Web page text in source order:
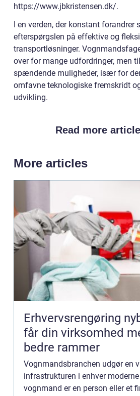
https://www.jbkristensen.dk/.
I en verden, der konstant forandrer
efterspørgslen på effektive og
transportløsninger.
over for mange udfordringer, men
spændende muligheder, især for
omfavne teknologiske fremskridt
udvikling.
Read more
More articles
Erhvervsrengøring nyborg
får din virksomhed
bedre rammer
Vognmandsbranchen udgør en
infrastrukturen i enhver
vognmand er en person eller et